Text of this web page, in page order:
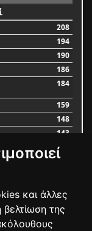
και άλλες
της
208
194
190
186
184
159
148
143